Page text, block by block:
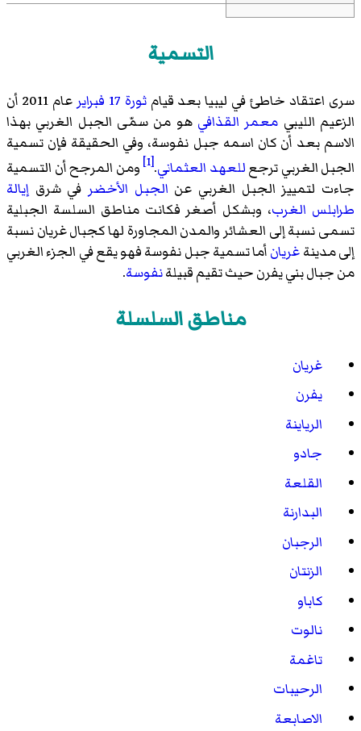
التسمية
سرى اعتقاد خاطئ في ليبيا بعد قيامثورة 17 فبراير
عام 2011 أن
الزعيم الليبي معمر القذافي هو من سمّى الجبل الغربي بهذا
الاسم بعد أن كان اسمه جبل نفوسة، وفي الحقيقة فإن تسمية
الجبل الغربي ترجعللعهد العثماني.
[1]
ومن المرجح أن التسمية
جاءت لتمييز الجبل الغربي عن الجبل الأخضر في شرق إيالة
طرابلس الغرب، وبشكل أصغر فكانت مناطق السلسة الجبلية
تسمى نسبة إلى العشائر والمدن المجاورة لها كجبال غريان نسبة
إلى مدينةغريانأما تسمية جبل نفوسة فهو يقع في الجزء الغربي
من جبال بني يفرن حيث تقيم قبيلةنفوسة.
مناطق السلسلة
غريان
يفرن
الرياينة
جادو
القلعة
البدارنة
الرجبان
الزنتان
كاباو
نالوت
تاغمة
الرحيبات
الاصابعة